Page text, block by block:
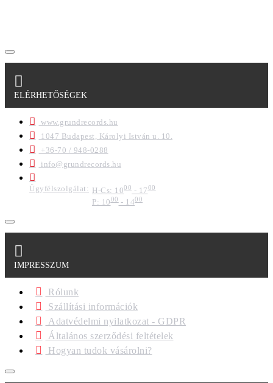
ELÉRHETŐSÉGEK
www.grundrecords.hu
1047 Budapest, Károlyi István u. 10.
+36-70 / 948-0288
info@grundrecords.hu
Ügyfélszolgálat: H-Cs: 1000 - 1700
P: 1000- 1400
IMPRESSZUM
Rólunk
Szállítási információk
Adatvédelmi nyilatkozat - GDPR
Általános szerződési feltételek
Hogyan tudok vásárolni?